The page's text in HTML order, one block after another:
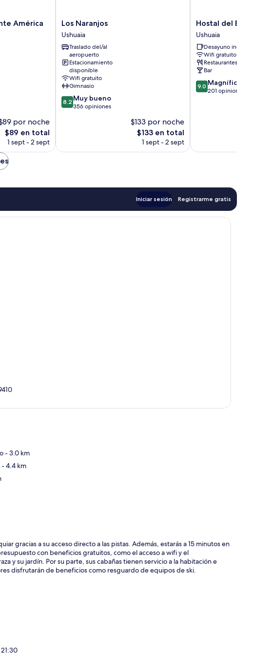
América
por noche
El
precio
es
de
$89 en total
1 sept - 2 sept
Los
Naranjos
Ushuaia
Los Naranjos
Ushuaia
Traslado del/al
aeropuerto
Estacionamiento
disponible
Wifi gratuito
Gimnasio
8.2
de
opiniones
8.2 Muy bueno
356 opiniones
$133 por noche
El
precio
$133 en total
1 sept - 2 sept
Hostal
del
Bosque
Ushuaia
Hostal del Bosque
Ushuaia
Desayuno incluido
Wifi gratuito
Restaurantes
Bar
9.0
de
9.0 Magnífico
201 opiniones
Iniciar sesión Registrarme gratis
- 3.0 km
- 4.4 km
gracias a su acceso directo a las pistas. Además, estarás a 15 minutos en
con beneficios gratuitos, como el acceso a wifi y el
y su jardín. Por su parte, sus cabañas tienen servicio a la habitación e
disfrutarán de beneficios como resguardo de equipos de ski.